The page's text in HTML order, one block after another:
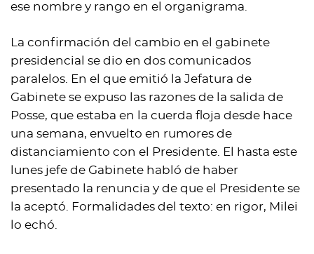
ese nombre y rango en el organigrama.
La confirmación del cambio en el gabinete
presidencial se dio en dos comunicados
paralelos. En el que emitió la Jefatura de
Gabinete se expuso las razones de la salida de
Posse, que estaba en la cuerda floja desde hace
una semana, envuelto en rumores de
distanciamiento con el Presidente. El hasta este
lunes jefe de Gabinete habló de haber
presentado la renuncia y de que el Presidente se
la aceptó. Formalidades del texto: en rigor, Milei
lo echó.